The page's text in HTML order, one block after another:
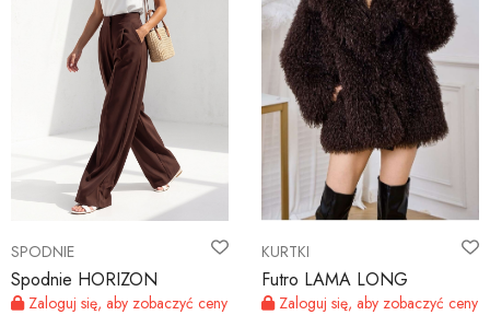
SPODNIE
Spodnie HORIZON
Zaloguj się, aby zobaczyć ceny
KURTKI
Futro LAMA LONG
Zaloguj się, aby zobaczyć ceny